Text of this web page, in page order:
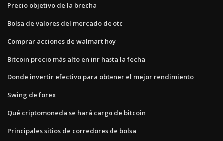
Precio objetivo de la brecha
Bolsa de valores del mercado de otc
Comprar acciones de walmart hoy
Bitcoin precio más alto en inr hasta la fecha
Donde invertir efectivo para obtener el mejor rendimiento
Swing de forex
Qué criptomoneda se hará cargo de bitcoin
Principales sitios de corredores de bolsa